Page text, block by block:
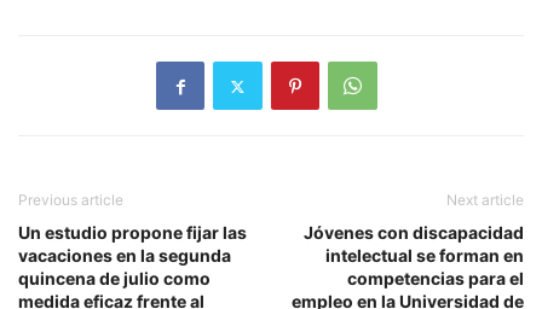
Previous article
Un estudio propone fijar las
vacaciones en la segunda
quincena de julio como
medida eficaz frente al
Next article
Jóvenes con discapacidad
intelectual se forman en
competencias para el
empleo en la Universidad de